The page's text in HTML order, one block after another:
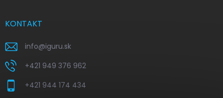
KONTAKT
info@iguru.sk
+421 949 376 962
+421 944 174 434